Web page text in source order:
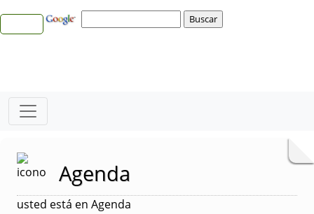
Agenda
usted está en Agenda